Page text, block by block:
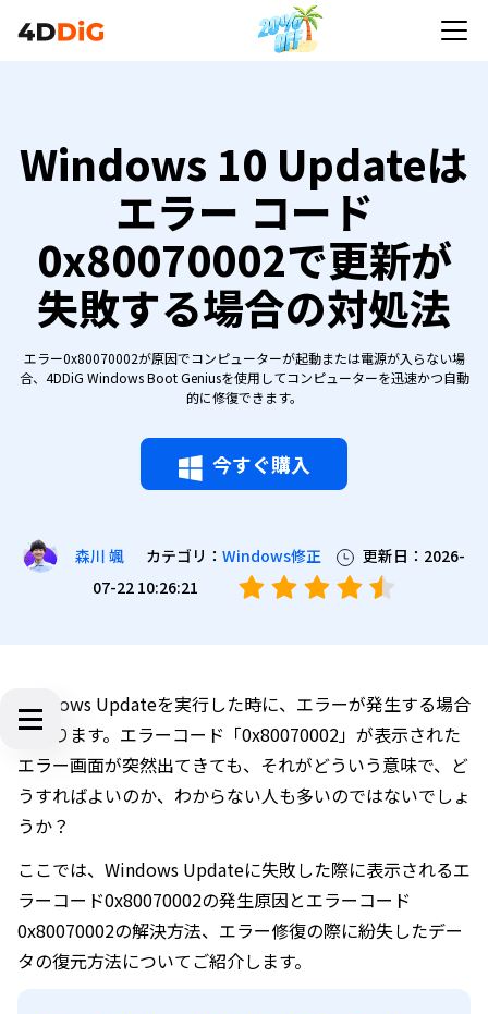
Windows 10 Updateは
エラー コード
0x80070002で更新が
失敗する場合の対処法
エラー0x80070002が原因でコンピューターが起動または電源が入らない場
合、4DDiG Windows Boot Geniusを使用してコンピューターを迅速かつ自動
的に修復できます。
今すぐ購入
森川 颯 カテゴリ： Windows修正
更新日：2026-
07-22 10:26:21
Windows Updateを実行した時に、エラーが発生する場合
があります。エラーコード「0x80070002」が表示された
エラー画面が突然出てきても、それがどういう意味で、ど
うすればよいのか、わからない人も多いのではないでしょ
うか？
ここでは、Windows Updateに失敗した際に表示されるエ
ラーコード0x80070002の発生原因とエラーコード
0x80070002の解決方法、エラー修復の際に紛失したデー
タの復元方法についてご紹介します。